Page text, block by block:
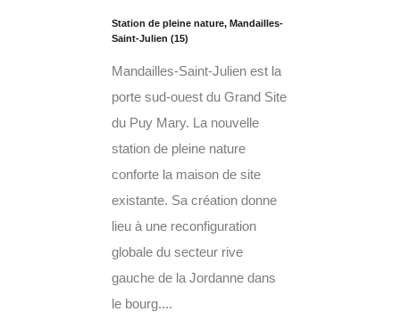
Station de pleine nature, Mandailles-
Saint-Julien (15)
Mandailles-Saint-Julien est la
porte sud-ouest du Grand Site
du Puy Mary. La nouvelle
station de pleine nature
conforte la maison de site
existante. Sa création donne
lieu à une reconfiguration
globale du secteur rive
gauche de la Jordanne dans
le bourg....